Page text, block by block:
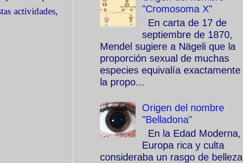
actividades,
"Cromosoma X"
En carta de 17 de
septiembre de 1870,
Mendel sugiere a Nägeli que la
proporción sexual de muchas
especies equivalía exactamente
la propo...
Origen del nombre
"Belladona"
En la Edad Moderna,
Europa rica y culta
consideraba un rasgo de